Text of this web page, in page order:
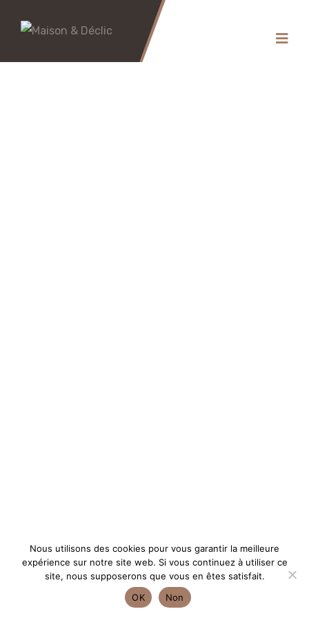
Nous utilisons des cookies pour vous garantir la meilleure
expérience sur notre site web. Si vous continuez à utiliser ce
site, nous supposerons que vous en êtes satisfait.
OK
Non